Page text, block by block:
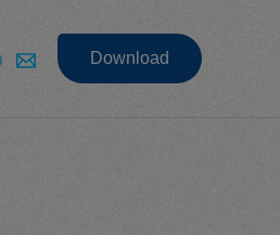
Download